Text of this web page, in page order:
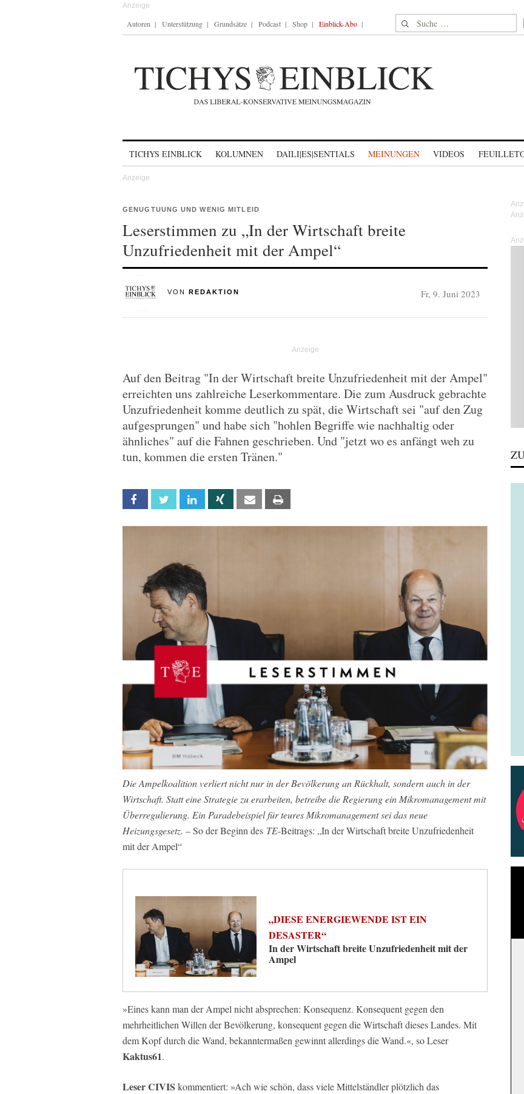
Autoren Unterstützung Grundsätze Podcast Shop Einblick-Abo Suche nach:
TICHYS EINBLICK KOLUMNEN DAILI|ES|SENTIALS MEINUNGEN VIDEOS
GENUGTUUNG UND WENIG MITLEID
Leserstimmen zu „In der Wirtschaft breite
Unzufriedenheit mit der Ampel“
VON REDAKTION Fr, 9. Juni 2023
Auf den Beitrag "In der Wirtschaft breite Unzufriedenheit mit der Ampel"
erreichten uns zahlreiche Leserkommentare. Die zum Ausdruck gebrachte
Unzufriedenheit komme deutlich zu spät, die Wirtschaft sei "auf den Zug
aufgesprungen" und habe sich "hohlen Begriffe wie nachhaltig oder
ähnliches" auf die Fahnen geschrieben. Und "jetzt wo es anfängt weh zu
tun, kommen die ersten Tränen."
Facebook Twitter Linkedin Xing Email
Die Ampelkoalition verliert nicht nur in der Bevölkerung an Rückhalt, sondern auch in der
Wirtschaft. Statt eine Strategie zu erarbeiten, betreibe die Regierung ein Mikromanagement mit
Überregulierung. Ein Paradebeispiel für teures Mikromanagement sei das neue
Heizungsgesetz. – So der Beginn des TE-Beitrags: „In der Wirtschaft breite Unzufriedenheit
mit der Ampel“
„DIESE ENERGIEWENDE IST EIN
DESASTER“
In der Wirtschaft breite Unzufriedenheit mit der
Ampel
»Eines kann man der Ampel nicht absprechen: Konsequenz. Konsequent gegen den
mehrheitlichen Willen der Bevölkerung, konsequent gegen die Wirtschaft dieses Landes. Mit
dem Kopf durch die Wand, bekanntermaßen gewinnt allerdings die Wand.«, so Leser
Kaktus61.
Leser CIVIS kommentiert: »Ach wie schön, dass viele Mittelständler plötzlich das